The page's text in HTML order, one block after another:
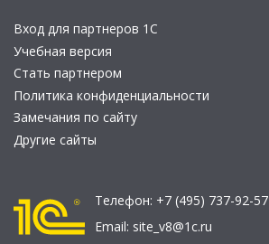
Вход для партнеров 1С
Учебная версия
Стать партнером
Политика конфиденциальности
Замечания по сайту
Другие сайты
Телефон: +7 (495) 737-92-57
Email: site_v8@1c.ru